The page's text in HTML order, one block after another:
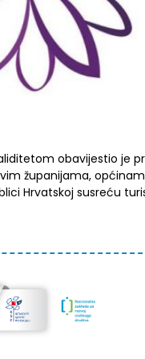
obavijestio
županijama,
Hrvatskoj susreću